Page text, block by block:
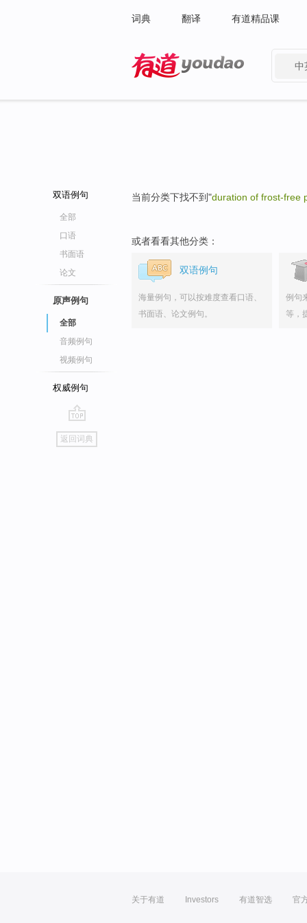
词典 翻译 有道精品课
中
双语例句
全部
口语
书面语
论文
原声例句
全部
音频例句
视频例句
权威例句
go
top
返回词典
当前分类下找不到"duration of frost-free
或者看看其他分类：
双语例句
海量例句，可以按难度查看口语、
书面语、论文例句。
例句
等，
关于有道 Investors 有道智选 官